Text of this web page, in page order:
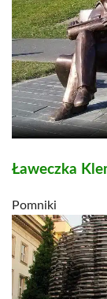
Ławeczka
Pomniki